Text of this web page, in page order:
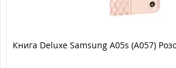
Книга Deluxe Samsung A05s (A057)